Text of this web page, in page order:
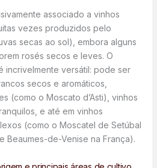
associado a vinhos
vezes produzidos pelo
secas ao sol), embora alguns
rosés secos e leves. O
incrivelmente versátil: pode ser
secos e aromáticos,
(como o Moscato d’Asti), vinhos
e até em vinhos
(como o Moscatel de Setúbal
Beaumes-de-Venise na França).